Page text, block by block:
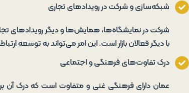
شبکه‌سازی و شرکت در رویدادهای تجاری
شرکت در نمایشگاه‌ها، همایش‌ها و دیگر رویدادهای
با دیگر فعالان بازار است. این امر می‌تواند به توسعه
درک تفاوت‌های فرهنگی و اجتماعی
عمان دارای فرهنگی غنی و متفاوت است که درک آن